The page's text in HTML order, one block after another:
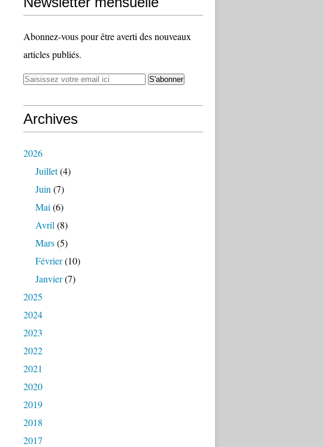
Abonnez-vous pour être averti des nouveaux
articles publiés.
Archives
2026
Juillet(4)
Juin (7)
Mai (6)
Avril (8)
Mars(5)
Février(10)
Janvier(7)
2025
2024
2023
2022
2021
2020
2019
2018
2017